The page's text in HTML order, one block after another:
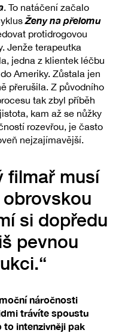
. To natáčení začalo
Ženy na přelomu
protidrogovou
Jenže terapeutka
jedna z klientek léčbu
Ameriky. Zůstala jen
přerušila. Z původního
tak zbyl příběh
kam až se nůžky
rozevřou, je často
nejzajímavější.
filmař musí
si dopředu
pevnou
náročnosti
trávíte spoustu
to intenzivněji pak